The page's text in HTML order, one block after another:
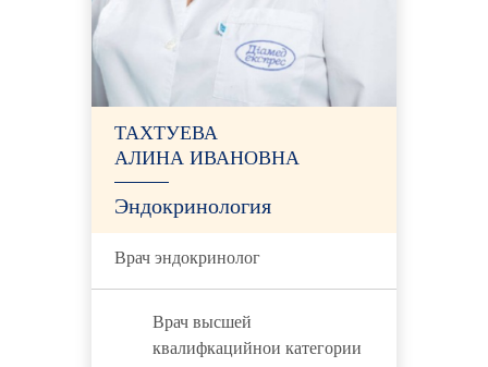
ТАХТУЕВА
АЛИНА ИВАНОВНА
Эндокринология
Врач эндокринолог
Врач высшей
квалифкацийнои категории